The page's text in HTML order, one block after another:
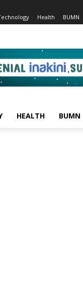
Health BUMN
HEALTH BUMN